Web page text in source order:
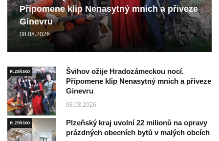
Připomene klip Nenasytný mnich a přiveze
Ginevru
08.08.2026
PLZEŇSKO
Švihov ožije Hradozámeckou nocí.
Připomene klip Nenasytný mnich a přiveze
Ginevru
08.08.2026
PLZEŇSKO
Plzeňský kraj uvolní 22 milionů na opravy
prázdných obecních bytů v malých obcích